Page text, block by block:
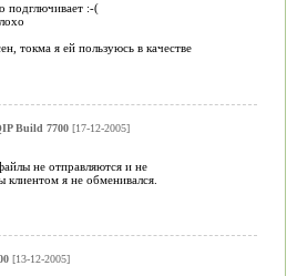
подглючивает :-(
токма я ей пользуюсь в качестве
Build 7700[17-12-2005]
не отправляются и не
я не обменивался.
[13-12-2005]